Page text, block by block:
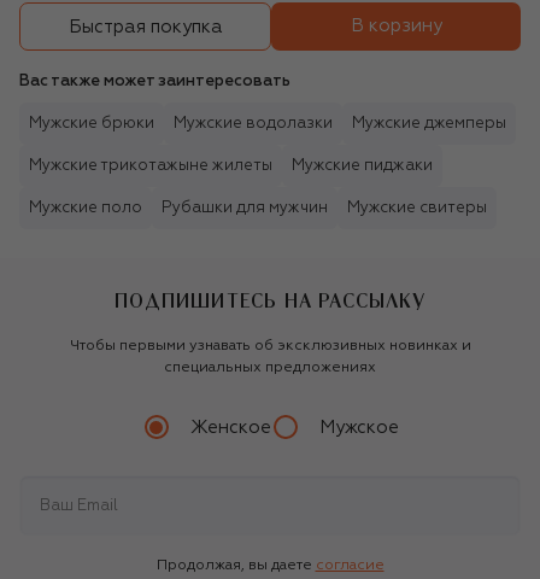
Быстрая покупка В корзину
Вас также может заинтересовать
Мужские брюки Мужские водолазки Мужские джемперы
Мужские трикотажыне жилеты Мужские пиджаки
Мужские поло Рубашки для мужчин Мужские свитеры
ПОДПИШИТЕСЬ НА РАССЫЛКУ
Чтобы первыми узнавать об эксклюзивных новинках и
специальных предложениях
Женское Мужское
Продолжая, вы даете согласие